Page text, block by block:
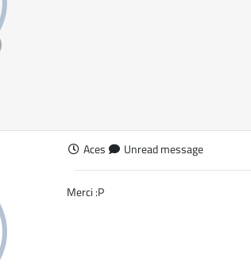
Aces Unread message
Merci :P